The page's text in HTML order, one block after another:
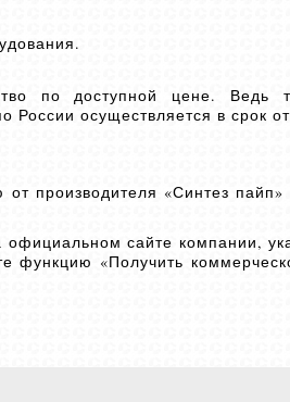
по доступной цене. Ведь
России осуществляется в срок
производителя «Синтез
сайте компании,
функцию «Получить